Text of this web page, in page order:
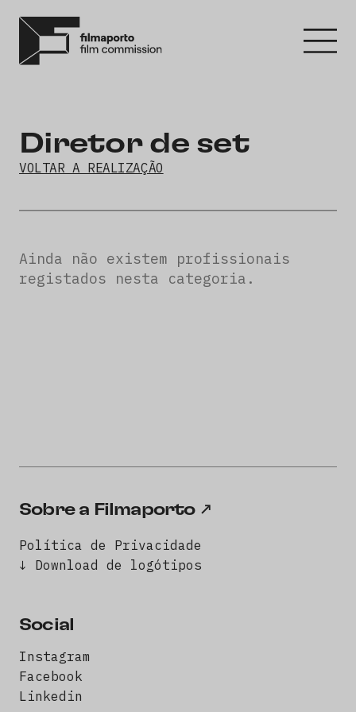
Diretor de set
VOLTAR A REALIZAÇÃO
Ainda não existem profissionais
registados nesta categoria.
Sobre a Filmaporto
Política de Privacidade
↓ Download de logótipos
Social
Instagram
Facebook
Linkedin